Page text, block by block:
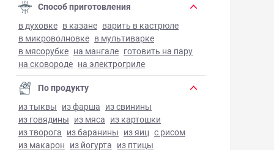
Способ приготовления
в духовке в казане варить в кастрюле
в микроволновке в мультиварке
в мясорубке на мангале готовить на пару
на сковороде на электрогриле
По продукту
из тыквы из фарша из свинины
из говядины из мяса из картошки
из творога из баранины из яиц с рисом
из макарон из йогурта из птицы